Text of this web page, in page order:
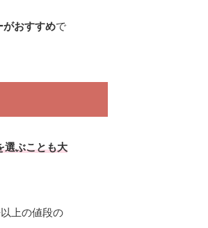
がおすすめで
選ぶことも大
上の値段の